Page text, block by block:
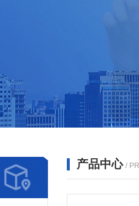
产品中心 /